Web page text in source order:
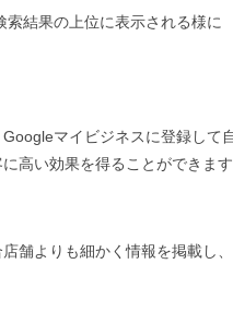
結果の上位に表示される様に
マイビジネスに登録して
高い効果を得ることができま
舗よりも細かく情報を掲載し